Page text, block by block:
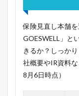
保険見直し本舗
GOESWELL」と
きるか？しっか
社概要やIR資料
8月6日時点）